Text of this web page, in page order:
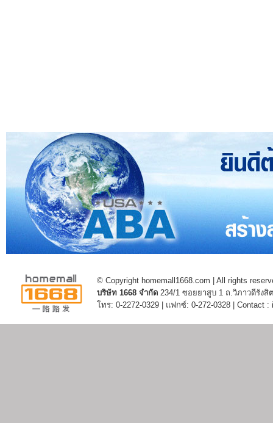
© Copyright homemall1668.com | All rights
บริษัท 1668 จำกัด 234/1 ซอยยาสูบ 1 ถ.วิภาวดีรัง
โทร: 0-2272-0329 | แฟกซ์: 0-272-0328 | Contact